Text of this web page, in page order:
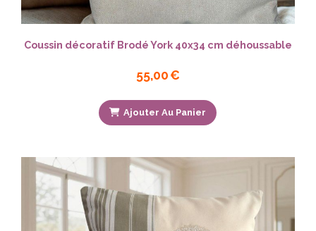
Coussin décoratif Brodé York 40x34 cm déhoussable
55,00€
Ajouter Au Panier